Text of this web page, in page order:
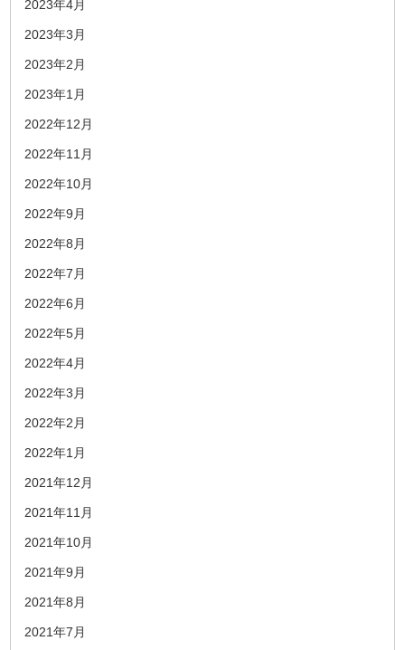
2023年4月
2023年3月
2023年2月
2023年1月
2022年12月
2022年11月
2022年10月
2022年9月
2022年8月
2022年7月
2022年6月
2022年5月
2022年4月
2022年3月
2022年2月
2022年1月
2021年12月
2021年11月
2021年10月
2021年9月
2021年8月
2021年7月